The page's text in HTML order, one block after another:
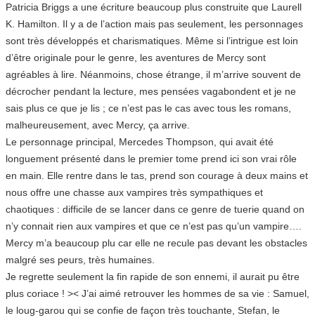
Patricia Briggs a une écriture beaucoup plus construite que Laurell
K. Hamilton. Il y a de l’action mais pas seulement, les personnages
sont très développés et charismatiques. Même si l’intrigue est loin
d’être originale pour le genre, les aventures de Mercy sont
agréables à lire. Néanmoins, chose étrange, il m’arrive souvent de
décrocher pendant la lecture, mes pensées vagabondent et je ne
sais plus ce que je lis ; ce n’est pas le cas avec tous les romans,
malheureusement, avec Mercy, ça arrive.
Le personnage principal, Mercedes Thompson, qui avait été
longuement présenté dans le premier tome prend ici son vrai rôle
en main. Elle rentre dans le tas, prend son courage à deux mains et
nous offre une chasse aux vampires très sympathiques et
chaotiques : difficile de se lancer dans ce genre de tuerie quand on
n’y connait rien aux vampires et que ce n’est pas qu’un vampire….
Mercy m’a beaucoup plu car elle ne recule pas devant les obstacles
malgré ses peurs, très humaines.
Je regrette seulement la fin rapide de son ennemi, il aurait pu être
plus coriace ! >< J’ai aimé retrouver les hommes de sa vie : Samuel,
le loug-garou qui se confie de façon très touchante, Stefan, le